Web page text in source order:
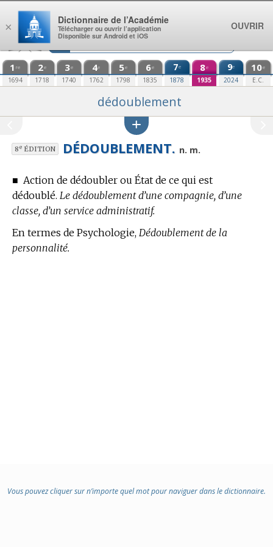
Aller au contenu
1 re
1694
2e
1718
3e
1740
4e
1762
5e
1798
6e
1835
7e
1878
8e
1935
9e
2024
10e
E.C.
dédoublement
8eÉDITION DÉDOUBLEMENT. n. m.
■ Action de dédoubler ou État de ce qui est
dédoublé. Le dédoublement d’une compagnie, d’une
classe, d’un service administratif.
En termes de Psychologie, Dédoublement de la
personnalité.
Vous pouvez cliquer sur n’importe quel mot pour naviguer dans le dictionnaire.
×
Dictionnaire de l’Académie
Télécharger ou ouvrir l’application
Disponible sur Android et iOS
OUVRIR